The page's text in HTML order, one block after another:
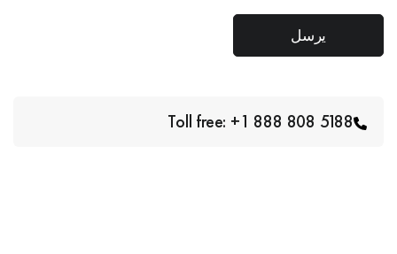
Toll free: +1 888 808 5188